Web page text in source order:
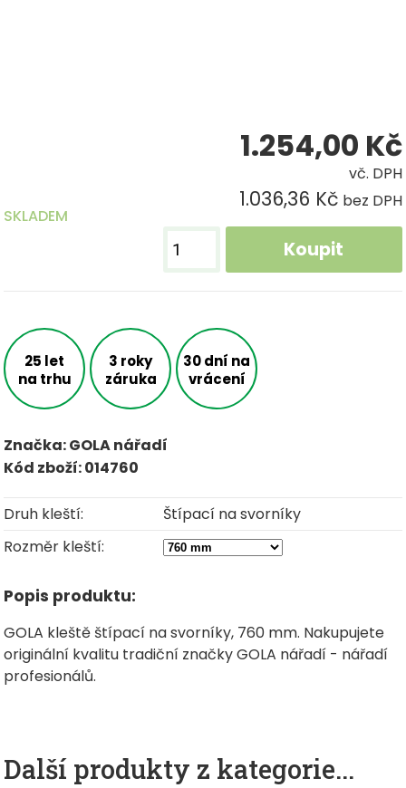
SKLADEM
1.254,00 Kč
vč. DPH
1.036,36 Kč bez DPH
Koupit
25 let
na trhu
3 roky
záruka
30 dní na
vrácení
Značka: GOLA nářadí
Kód zboží: 014760
Druh kleští:
Štípací na svorníky
Rozměr kleští:
Popis produktu:
GOLA kleště štípací na svorníky, 760 mm. Nakupujete
originální kvalitu tradiční značky GOLA nářadí - nářadí
profesionálů.
Další produkty z kategorie...